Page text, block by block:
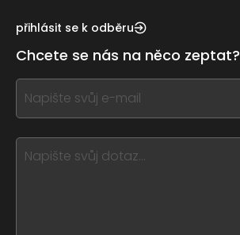
this,
this
form
field
blank
přihlásit se k odběru
Chcete se nás na něco zeptat?
If
you
this,
leave